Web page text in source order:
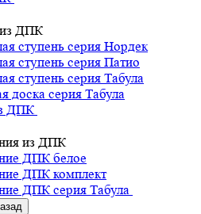
ДПК
ступень серия Нордек
ступень серия Патио
ступень серия Табула
доска серия Табула
ДПК
из ДПК
ДПК белое
ДПК комплект
ДПК серия Табула